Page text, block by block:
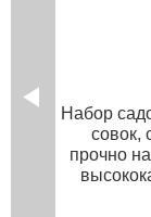
Набор
совок,
прочно